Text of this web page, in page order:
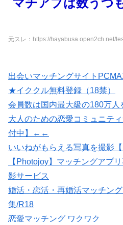
マチアプは数うつ
元スレ：https://hayabusa.open2ch.net/
出会いマッチングサイト
★イククル無料登録（18禁）
会員数は国内最大級の180万人
大人のための恋愛コミュニテ
付中】←←
いいねがもらえる写真を撮影
【Photojoy】マッチングアプ
影サービス
婚活・恋活・再婚活マッチン
集/R18
恋愛マッチング ワクワク